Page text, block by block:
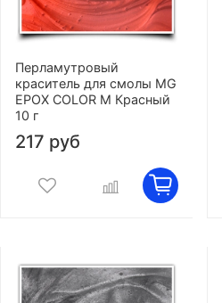
Перламутровый
краситель для смолы MG
EPOX COLOR M Красный
10 г
217 руб